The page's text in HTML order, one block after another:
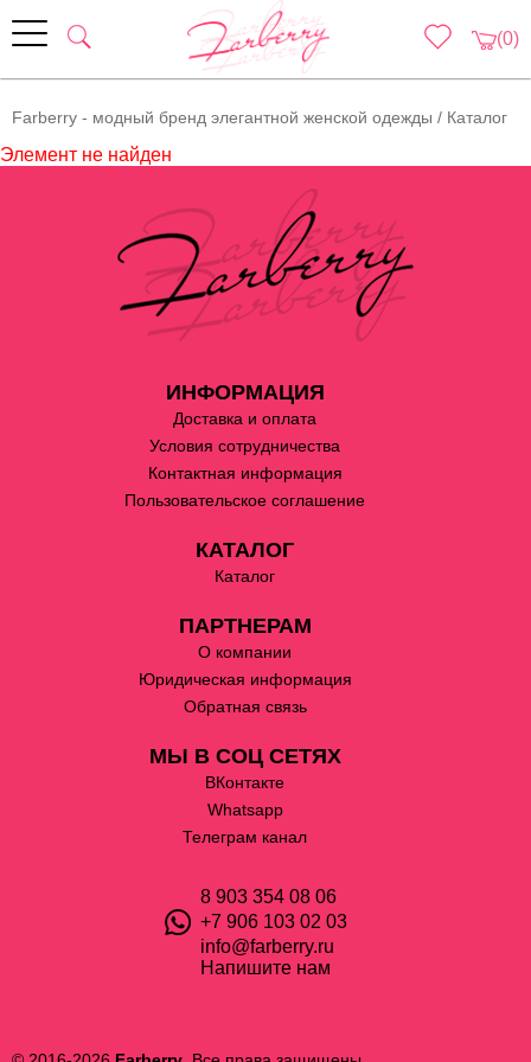
(0)
Farberry - модный бренд элегантной женской одежды / Каталог
Элемент не найден
ИНФОРМАЦИЯ
Доставка и оплата
Условия сотрудничества
Контактная информация
Пользовательское соглашение
КАТАЛОГ
Каталог
ПАРТНЕРАМ
О компании
Юридическая информация
Обратная связь
МЫ В СОЦ СЕТЯХ
ВКонтакте
Whatsapp
Телеграм канал
8 903 354 08 06
+7 906 103 02 03
info@farberry.ru
Напишите нам